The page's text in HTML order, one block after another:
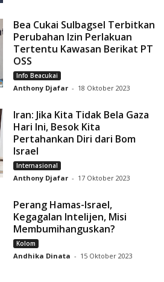
Bea Cukai Sulbagsel Terbitkan
Perubahan Izin Perlakuan
Tertentu Kawasan Berikat PT
OSS
Info Beacukai
Anthony Djafar - 18 Oktober 2023
Iran: Jika Kita Tidak Bela Gaza
Hari Ini, Besok Kita
Pertahankan Diri dari Bom
Israel
Internasional
Anthony Djafar - 17 Oktober 2023
Perang Hamas-Israel,
Kegagalan Intelijen, Misi
Membumihanguskan?
Kolom
Andhika Dinata - 15 Oktober 2023